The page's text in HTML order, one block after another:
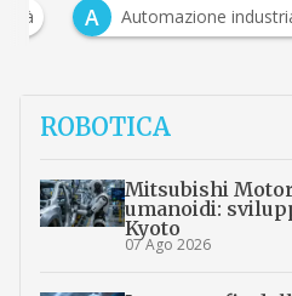
A Automazione
ROBOTICA
Mitsubishi
umanoidi:
Kyoto
07 Ago 2026